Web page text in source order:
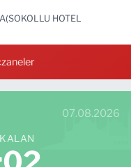
HOTEL
07.08.2026